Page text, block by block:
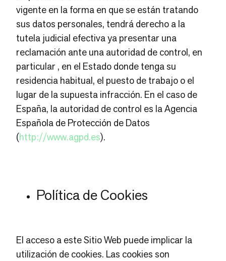
vigente en la forma en que se están tratando
sus datos personales, tendrá derecho a la
tutela judicial efectiva ya presentar una
reclamación ante una autoridad de control, en
particular , en el Estado donde tenga su
residencia habitual, el puesto de trabajo o el
lugar de la supuesta infracción. En el caso de
España, la autoridad de control es la Agencia
Española de Protección de Datos
(http://www.agpd.es).
Política de Cookies
El acceso a este Sitio Web puede implicar la
utilización de cookies. Las cookies son